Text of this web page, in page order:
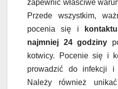
zapewnić właściwe
Przede wszystkim,
pocenia się i
najmniej 24 godziny
kotwicy. Pocenie się i
prowadzić do infekcji i
Należy również